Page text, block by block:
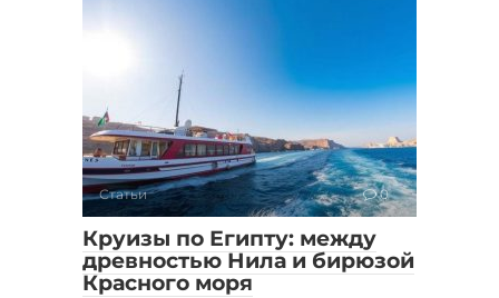
Статьи 0
Круизы по Египту: между
древностью Нила и бирюзой
Красного моря